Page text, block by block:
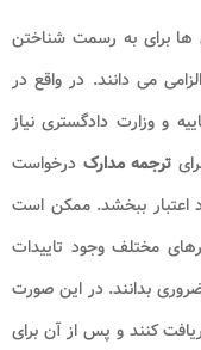
ها برای به رسمت شناختن
می دانند. در واقع در
و وزارت دادگستری نیاز
ترجمه مدارک درخواست
ببخشد. ممکن است
مختلف وجود تاییدات
بدانند. در این صورت
کنند و پس از آن برای